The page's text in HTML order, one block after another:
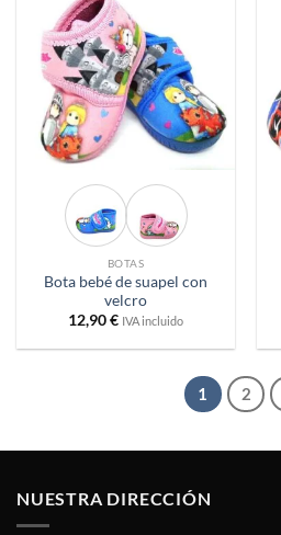
BOTAS
Bota bebé de suapel con
velcro
12,90€ IVA incluido
1 2
NUESTRA DIRECCIÓN